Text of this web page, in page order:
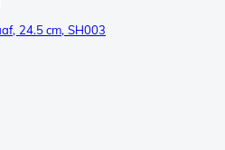
24.5 cm, SH003